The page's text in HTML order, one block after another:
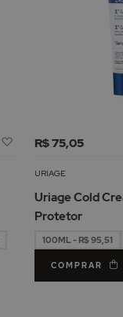
Adicionar
Lista
Desejos
R$ 75,05
URIAGE
Uriage Cold
Protetor
100ML - R$ 95,51
COMPRAR